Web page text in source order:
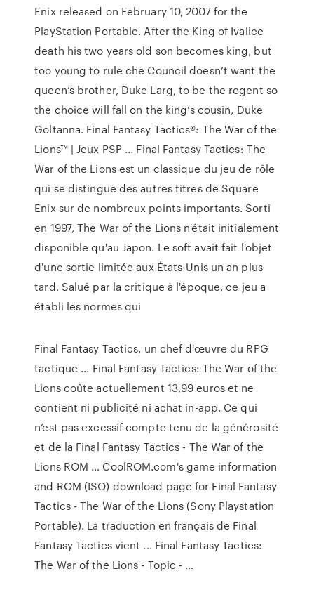
Enix released on February 10, 2007 for the
PlayStation Portable. After the King of Ivalice
death his two years old son becomes king, but
too young to rule che Council doesn’t want the
queen’s brother, Duke Larg, to be the regent so
the choice will fall on the king’s cousin, Duke
Goltanna. Final Fantasy Tactics®: The War of the
Lions™ | Jeux PSP ... Final Fantasy Tactics: The
War of the Lions est un classique du jeu de rôle
qui se distingue des autres titres de Square
Enix sur de nombreux points importants. Sorti
en 1997, The War of the Lions n'était initialement
disponible qu'au Japon. Le soft avait fait l'objet
d'une sortie limitée aux États-Unis un an plus
tard. Salué par la critique à l'époque, ce jeu a
établi les normes qui
Final Fantasy Tactics, un chef d'œuvre du RPG
tactique ... Final Fantasy Tactics: The War of the
Lions coûte actuellement 13,99 euros et ne
contient ni publicité ni achat in-app. Ce qui
n’est pas excessif compte tenu de la générosité
et de la Final Fantasy Tactics - The War of the
Lions ROM … CoolROM.com's game information
and ROM (ISO) download page for Final Fantasy
Tactics - The War of the Lions (Sony Playstation
Portable). La traduction en français de Final
Fantasy Tactics vient ... Final Fantasy Tactics:
The War of the Lions - Topic - …